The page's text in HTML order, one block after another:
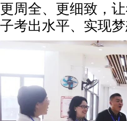
更周全、更细致，
子考出水平、实现梦